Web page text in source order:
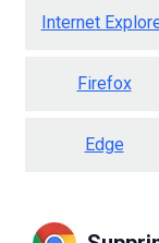
Internet
Firefox
Edge